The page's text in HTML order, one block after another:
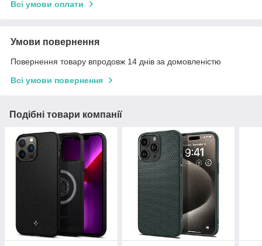
Всі умови оплати
Умови повернення
Повернення товару впродовж 14 днів за домовленістю
Всі умови повернення
Подібні товари компанії